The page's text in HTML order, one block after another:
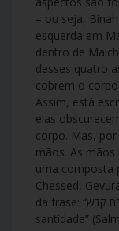
– ou seja,
esquerda em
dentro de
desses quatro
cobrem o
Assim, está
elas
corpo. Mas,
mãos. As mãos
uma composta
Chessed,
da frase: “שאו ידיכם קדש” “Levante suas mãos em
santidade”